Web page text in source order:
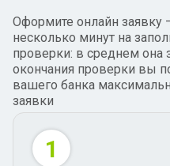
Оформите онлайн заявку
несколько минут на
проверки: в среднем она
окончания проверки вы
вашего банка
заявки
1